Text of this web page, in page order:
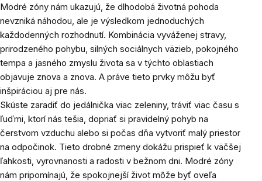
Modré zóny nám ukazujú, že dlhodobá životná pohoda
nevzniká náhodou, ale je výsledkom jednoduchých
každodenných rozhodnutí. Kombinácia vyváženej stravy,
prirodzeného pohybu, silných sociálnych väzieb, pokojného
tempa a jasného zmyslu života sa v týchto oblastiach
objavuje znova a znova. A práve tieto prvky môžu byť
inšpiráciou aj pre nás.
Skúste zaradiť do jedálnička viac zeleniny, tráviť viac času s
ľuďmi, ktorí nás tešia, dopriať si pravidelný pohyb na
čerstvom vzduchu alebo si počas dňa vytvoriť malý priestor
na odpočinok. Tieto drobné zmeny dokážu prispieť k väčšej
ľahkosti, vyrovnanosti a radosti v bežnom dni. Modré zóny
nám pripomínajú, že spokojnejší život môže byť oveľa